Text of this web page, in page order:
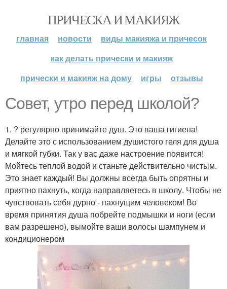
ПРИЧЕСКА И МАКИЯЖ
главная новости
виды макияжа и причесок
как делать прически и макияж
прически и макияж на дому
игры отзывы
Совет, утро перед школой?
1. ? регулярно принимайте душ. Это ваша гигиена!
Делайте это с использованием душистого геля для душа
и мягкой губки. Так у вас даже настроение появится!
Мойтесь теплой водой и станьте действительно чистым.
Это знает каждый! Вы должны всегда быть опрятны и
приятно пахнуть, когда направляетесь в школу. Чтобы не
чувствовать себя дурно - пахнущим человеком! Во
время принятия душа побрейте подмышки и ноги (если
вам разрешено), вымойте ваши волосы шампунем и
кондиционером